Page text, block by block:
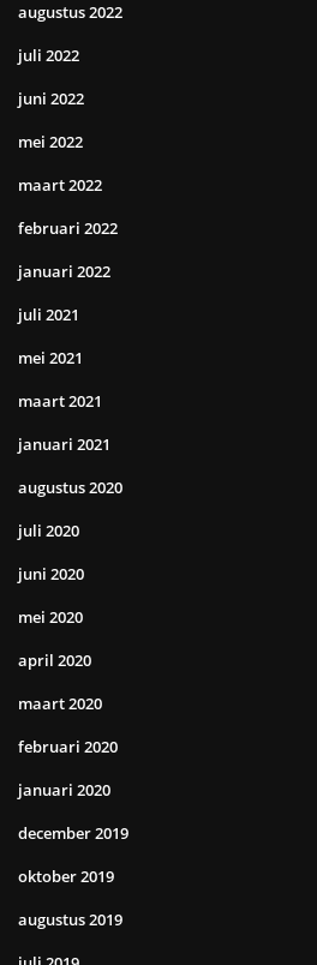
augustus 2022
juli 2022
juni 2022
mei 2022
maart 2022
februari 2022
januari 2022
juli 2021
mei 2021
maart 2021
januari 2021
augustus 2020
juli 2020
juni 2020
mei 2020
april 2020
maart 2020
februari 2020
januari 2020
december 2019
oktober 2019
augustus 2019